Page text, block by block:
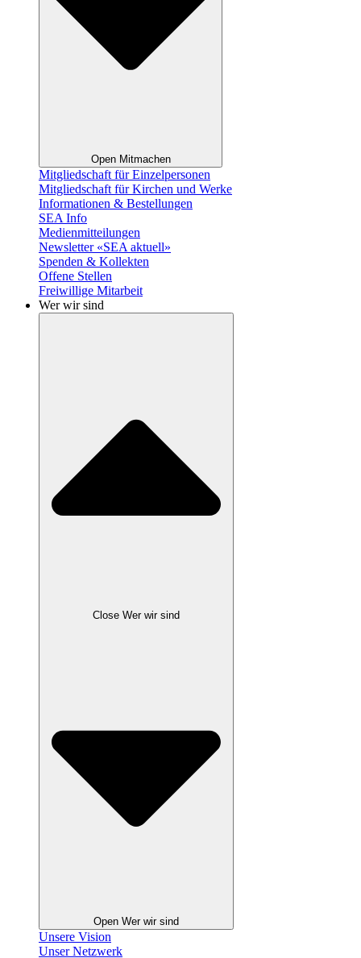
Open Mitmachen
Mitgliedschaft für Einzelpersonen
Mitgliedschaft für Kirchen und Werke
Informationen & Bestellungen
SEA Info
Medienmitteilungen
Newsletter «SEA aktuell»
Spenden & Kollekten
Offene Stellen
Freiwillige Mitarbeit
Wer wir sind
Close Wer wir sind
Open Wer wir sind
Unsere Vision
Unser Netzwerk